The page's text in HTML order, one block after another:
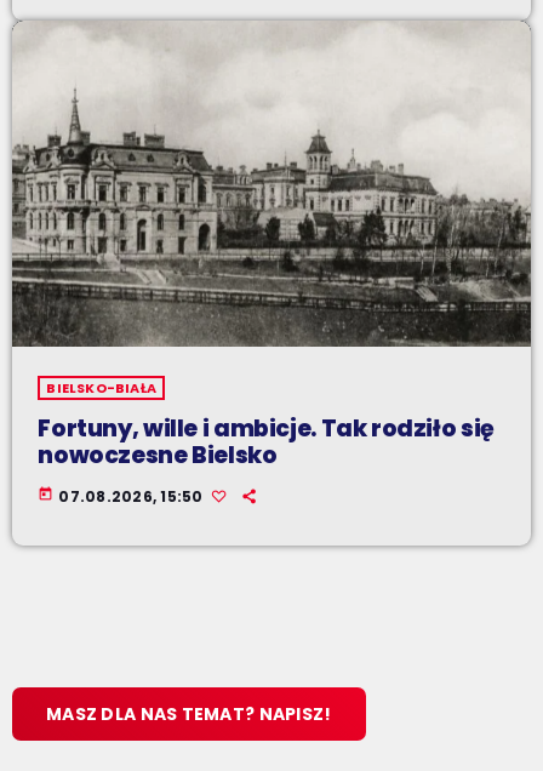
BIELSKO-BIAŁA
Fortuny, wille i ambicje. Tak rodziło się
nowoczesne Bielsko
today 07.08.2026, 15:50
MASZ DLA NAS TEMAT? NAPISZ!